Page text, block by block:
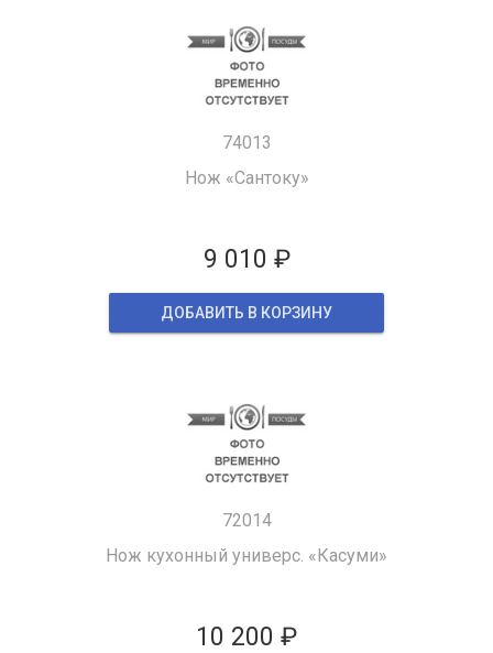
74013
Нож «Сантоку»
9 010 ₽
ДОБАВИТЬ В КОРЗИНУ
72014
Нож кухонный универс. «Касуми»
10 200 ₽